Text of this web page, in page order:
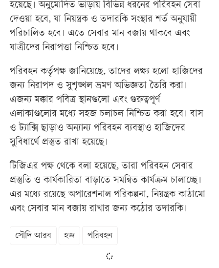
হয়েছে। অনুমোদিত ভাড়ায় বিভিন্ন ধরনের পরিবহন সেবা
দেওয়া হবে, যা নিয়ন্ত্রক ও তদারকি সংস্থার শর্ত অনুযায়ী
পরিচালিত হবে। এতে সেবার মান বজায় থাকবে এবং
যাত্রীদের নিরাপত্তা নিশ্চিত হবে।
পরিবহন কর্তৃপক্ষ জানিয়েছে, তাদের লক্ষ্য হলো হাজিদের
জন্য নিরাপদ ও সুশৃঙ্খল ভ্রমণ অভিজ্ঞতা তৈরি করা।
এজন্য মক্কার পবিত্র স্থানগুলো এবং গুরুত্বপূর্ণ
এলাকাগুলোর মধ্যে সহজ চলাচল নিশ্চিত করা হবে। বাস
ও ট্যাক্সি ছাড়াও অন্যান্য পরিবহন ব্যবস্থাও হাজিদের
সুবিধার্থে প্রস্তুত রাখা হয়েছে।
টিজিএর পক্ষ থেকে বলা হয়েছে, তারা পরিবহন সেবার
প্রস্তুতি ও কার্যকারিতা বাড়াতে সমন্বিত কার্যক্রম চালাচ্ছে।
এর মধ্যে রয়েছে অপারেশনাল পরিকল্পনা, নিয়ন্ত্রক কাঠামো
এবং সেবার মান বজায় রাখার জন্য কঠোর তদারকি।
সৌদি আরব হজ পরিবহন